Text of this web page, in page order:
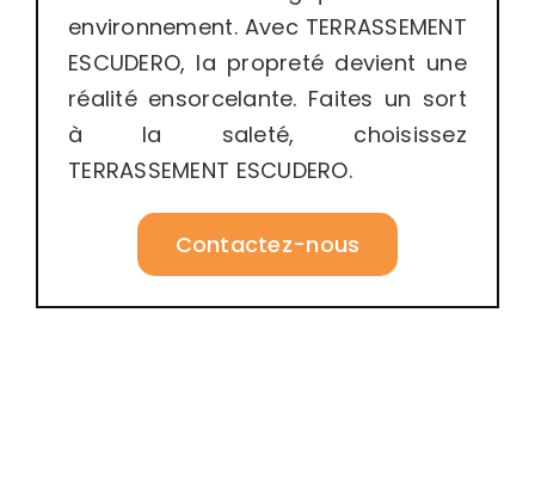
environnement. Avec TERRASSEMENT
ESCUDERO, la propreté devient une
réalité ensorcelante. Faites un sort
à la saleté, choisissez
TERRASSEMENT ESCUDERO.
Contactez-nous